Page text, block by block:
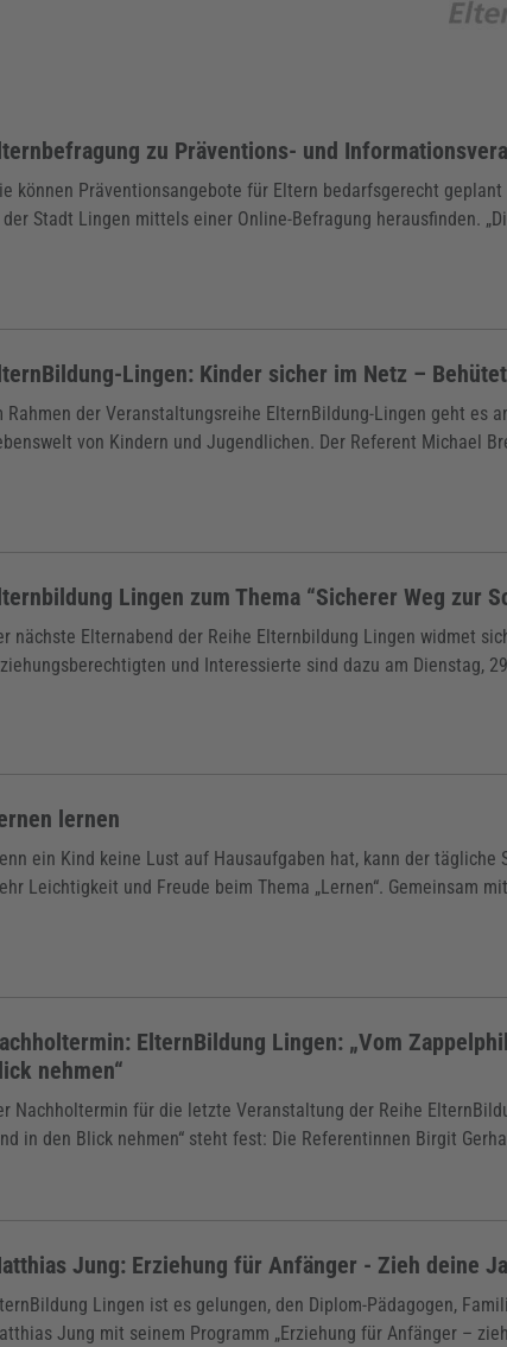
zu Präventions- und
können Präventionsangebote für Eltern bedarfsgerecht
der Stadt Lingen mittels einer Online-Befragung herausfinden.
Lingen: Kinder sicher im Netz –
Rahmen der Veranstaltungsreihe ElternBildung-Lingen geht es
von Kindern und Jugendlichen. Der Referent Michael
Lingen zum Thema “Sicherer Weg zur
nächste Elternabend der Reihe Elternbildung Lingen widmet
und Interessierte sind dazu am Dienstag,
lernen
ein Kind keine Lust auf Hausaufgaben hat, kann der
Leichtigkeit und Freude beim Thema „Lernen“. Gemeinsam
ElternBildung Lingen: „Vom
nehmen“
Nachholtermin für die letzte Veranstaltung der Reihe
in den Blick nehmen“ steht fest: Die Referentinnen Birgit
Jung: Erziehung für Anfänger - Zieh deine
Lingen ist es gelungen, den Diplom-Pädagogen,
Jung mit seinem Programm „Erziehung für Anfänger –